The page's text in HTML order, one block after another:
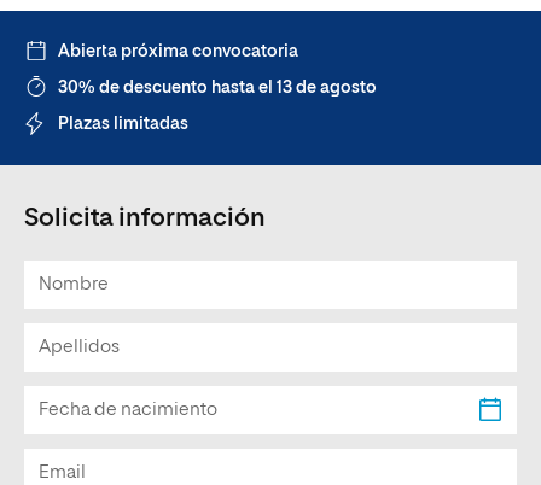
Abierta próxima convocatoria
30% de descuento hasta el 13 de agosto
Plazas limitadas
Solicita información